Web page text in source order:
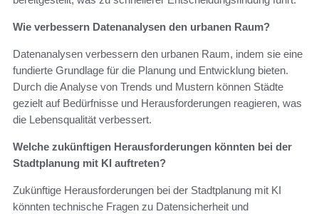
Wie verbessern Datenanalysen den urbanen Raum?
Datenanalysen verbessern den urbanen Raum, indem sie eine
fundierte Grundlage für die Planung und Entwicklung bieten.
Durch die Analyse von Trends und Mustern können Städte
gezielt auf Bedürfnisse und Herausforderungen reagieren, was
die Lebensqualität verbessert.
Welche zukünftigen Herausforderungen könnten bei der
Stadtplanung mit KI auftreten?
Zukünftige Herausforderungen bei der Stadtplanung mit KI
könnten technische Fragen zu Datensicherheit und